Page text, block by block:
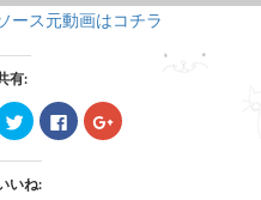
ース元動画はコチラ
有:
ク
リ
ク
し
て
F
a
ク
リ
いね: